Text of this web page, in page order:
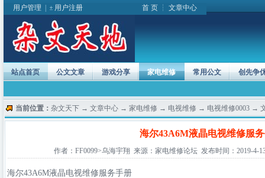
用户管理 用户注册 首 页 ┆ 文章中心
站点首页 公文文章 游戏分享 家电维修 常用公文 创先争
当前位置： 杂文天下 → 文章中心 → 家电维修 → 电视维修 → 电视维修0003 →
海尔43A6M液晶电视维修服
作者：FF0099>乌海宇翔 来源：家电维修论坛 发布时间：2019-4-
海尔43A6M液晶电视维修服务手册